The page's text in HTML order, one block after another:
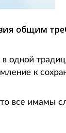
общим
в одной
к
все имамы